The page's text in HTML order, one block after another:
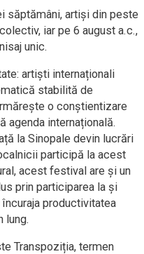
săptămâni, artiși din peste
iar pe 6 august a.c.,
unic.
artiști internaționali
stabilită de
o conștientizare
agenda internațională.
la Sinopale devin lucrări
participă la acest
acest festival are și un
prin participarea la și
productivitatea
lung.
Transpoziția, termen